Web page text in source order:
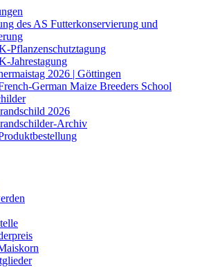
des AS Futterkonservierung und
Pflanzenschutztagung
Jahrestagung
2026 | Göttingen
German Maize Breeders School
2026
Archiv